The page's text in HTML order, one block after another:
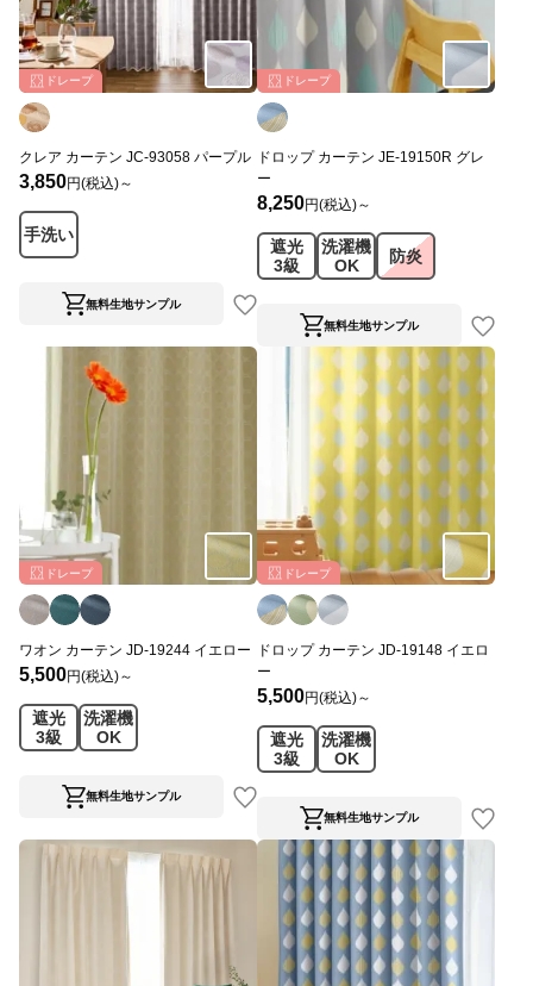
ドレープ
クレア カーテン JC-93058 パープル
3,850円(税込)～
手洗い
無料生地サンプル
ドレープ
ドロップ カーテン JE-19150R グレ
ー
8,250円(税込)～
遮光
3級
洗濯機
OK
防炎
無料生地サンプル
ドレープ
ワオン カーテン JD-19244 イエロー
5,500円(税込)～
遮光
3級
洗濯機
OK
無料生地サンプル
ドレープ
ドロップ カーテン JD-19148 イエロ
ー
5,500円(税込)～
遮光
3級
洗濯機
OK
無料生地サンプル